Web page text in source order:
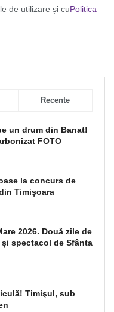
de utilizare și cuPolitica
Recente
un drum din Banat!
FOTO
la concurs de
Timișoara
2026. Două zile de
spectacol de Sfânta
Timişul, sub